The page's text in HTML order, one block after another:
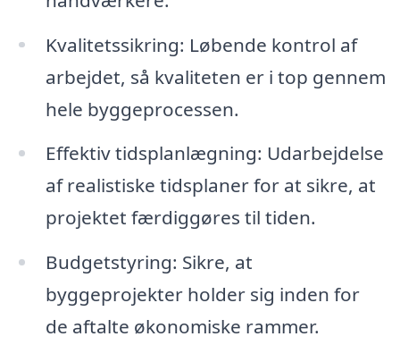
Kvalitetssikring: Løbende kontrol af
arbejdet, så kvaliteten er i top gennem
hele byggeprocessen.
Effektiv tidsplanlægning: Udarbejdelse
af realistiske tidsplaner for at sikre, at
projektet færdiggøres til tiden.
Budgetstyring: Sikre, at
byggeprojekter holder sig inden for
de aftalte økonomiske rammer.